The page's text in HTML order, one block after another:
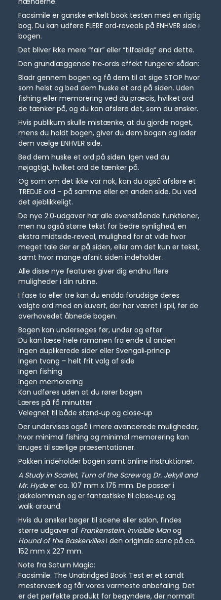
Facsimile er ganske enkelt book testen med en rigtig
bog. Du kan udføre FLERE ord‑reveals på ENHVER side i
bogen.
Det bliver ikke mere “fair” eller “tilfældig” end dette.
Den grundlæggende tre‑ords effekt fungerer sådan:
Bladr gennem bogen og få dem til at sige STOP hvor
som helst og bed dem huske et ord på siden. Uden
fishing eller memorering ved du præcis, hvilket ord
de tænker på, og du kan afsløre det, som du ønsker.
Hvis publikum skulle mistænke, at du gjorde noget,
mens du holdt bogen, giver du dem bogen og lader
dem vælge ENHVER side.
Bed dem huske et ord på siden. Igen ved du
nøjagtigt, hvilket ord de tænker på.
Og som om det ikke var nok, kan du også afsløre et
TREDJE ord – på samme eller en anden side. Du ved
det øjeblikkeligt.
De nye 2.0‑udgaver har alle ovenstående funktioner,
men nu også større tekst for bedre synlighed, en
ekstra midtside‑reveal, mulighed for at vide hvor
meget tale der er på siden, eller om det kun er tekst,
samt hvor mange afsnit siden indeholder.
Alle disse nye features giver dig endnu flere
muligheder i din rutine.
I fase to eller tre kan du endda forudsige deres
valgte ord med en kuvert, der har været i spil, før de
overhovedet åbnede bogen.
Bogen kan undersøges før, under og efter
Du kan læse hele romanen fra ende til anden
Ingen duplikerede sider eller Svengali‑princip
Ingen tvang – helt frit valg af side
Ingen fishing
Ingen memorering
Kan udføres uden at du rører bogen
Læres på få minutter
Velegnet til både stand‑up og close‑up
Der undervises også i mere avancerede muligheder,
hvor minimal fishing og minimal memorering kan
bruges til særlige præsentationer.
Pakken indeholder bogen samt online instruktioner.
A Study in Scarlet, Turn of the Screwog Dr. Jekyll and
Mr. Hydeer ca. 107 mm x 175 mm. De passer i
jakkelommen og er fantastiske til close‑up og
walk‑around.
Hvis du ønsker bøger til scene eller salon, findes
større udgaver af Frankenstein, Invisible Manog
Hound of the Baskervillesi den originale serie på ca.
152 mm x 227 mm.
Note fra Saturn Magic:
Facsimile: The Unabridged Book Test er et sandt
mesterværk og får vores varmeste anbefaling. Det
er det perfekte produkt for begyndere, der normalt